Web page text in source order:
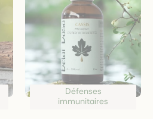
Défenses
immunitaires